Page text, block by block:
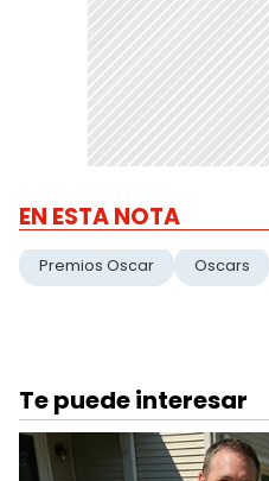
EN ESTA NOTA
Premios Oscar Oscars